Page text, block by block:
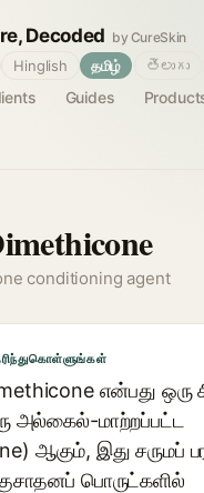
Decoded by CureSkin
Guides
Hinglish தமிழ் తెలుగు
conditioning agent
என்பது ஒரு
அல்கைல்-மாற்றப்பட்ட
ஆகும், இது சருமப்
பொருட்களில்